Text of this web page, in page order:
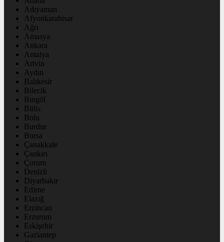
Adıyaman
Afyonkarahisar
Ağrı
Amasya
Ankara
Antalya
Artvin
Aydın
Balıkesir
Bilecik
Bingöl
Bitlis
Bolu
Burdur
Bursa
Çanakkale
Çankırı
Çorum
Denizli
Diyarbakır
Edirne
Elazığ
Erzincan
Erzurum
Eskişehir
Gaziantep